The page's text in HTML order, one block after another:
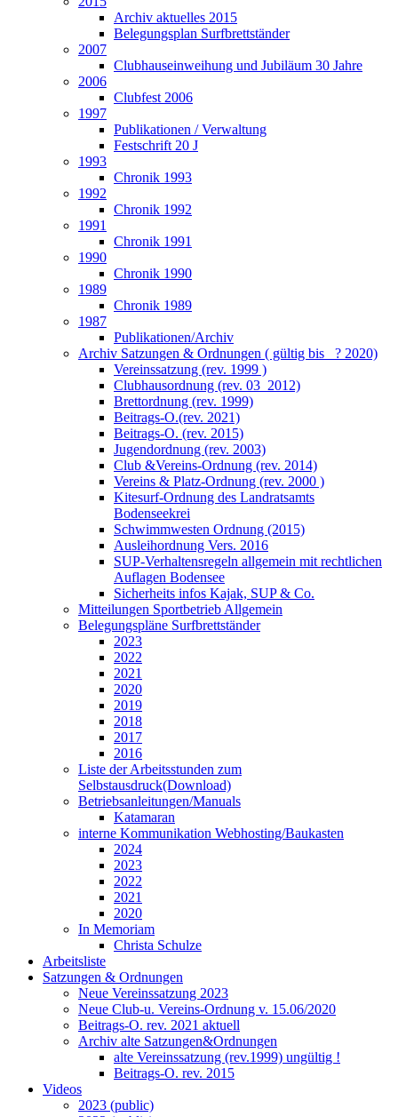
Archiv aktuelles 2015
Belegungsplan Surfbrettständer
2007
Clubhauseinweihung und Jubiläum 30 Jahre
2006
Clubfest 2006
1997
Publikationen / Verwaltung
Festschrift 20 J
1993
Chronik 1993
1992
Chronik 1992
1991
Chronik 1991
1990
Chronik 1990
1989
Chronik 1989
1987
Publikationen/Archiv
Archiv Satzungen & Ordnungen ( gültig bis _? 2020)
Vereinssatzung (rev. 1999 )
Clubhausordnung (rev. 03_2012)
Brettordnung (rev. 1999)
Beitrags-O.(rev. 2021)
Beitrags-O. (rev. 2015)
Jugendordnung (rev. 2003)
Club &Vereins-Ordnung (rev. 2014)
Vereins & Platz-Ordnung (rev. 2000 )
Kitesurf-Ordnung des Landratsamts
Bodenseekrei
Schwimmwesten Ordnung (2015)
Ausleihordnung Vers. 2016
SUP-Verhaltensregeln allgemein mit rechtlichen
Auflagen Bodensee
Sicherheits infos Kajak, SUP & Co.
Mitteilungen Sportbetrieb Allgemein
Belegungspläne Surfbrettständer
2023
2022
2021
2020
2019
2018
2017
2016
Liste der Arbeitsstunden zum
Selbstausdruck(Download)
Betriebsanleitungen/Manuals
Katamaran
interne Kommunikation Webhosting/Baukasten
2024
2023
2022
2021
2020
In Memoriam
Christa Schulze
Arbeitsliste
Satzungen & Ordnungen
Neue Vereinssatzung 2023
Neue Club-u. Vereins-Ordnung v. 15.06/2020
Beitrags-O. rev. 2021 aktuell
Archiv alte Satzungen&Ordnungen
alte Vereinssatzung (rev.1999) ungültig !
Beitrags-O. rev. 2015
Videos
2023 (public)